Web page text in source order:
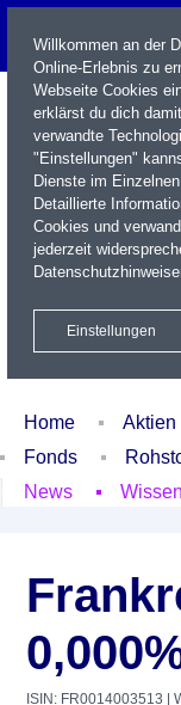
Name / WKN / ISIN /
Xetra Realtime
Home Aktien
Fonds
News
Wissen
ISIN: FR0014003513 |
Willkommen an der
Online-Erlebnis zu
Webseite Cookies
erklärst du dich
verwandte
"Einstellungen"
Dienste im
Detaillierte
Cookies und
jederzeit
Einstellungen